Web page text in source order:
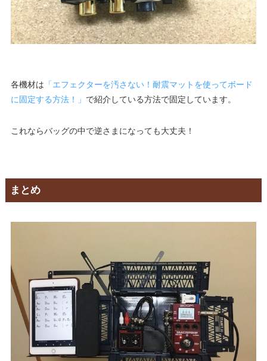
各機材は 「エフェクターを汚さない！耐震マットを使ってボード
に固定する方法！」 で紹介している方法で固定しています。
これならバッグの中で逆さまになっても大丈夫！
まとめ